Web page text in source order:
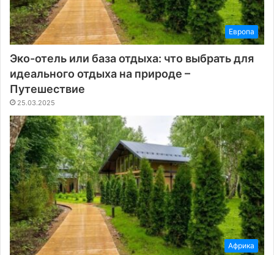
Европа
Эко-отель или база отдыха: что выбрать для
идеального отдыха на природе –
Путешествие
25.03.2025
Африка